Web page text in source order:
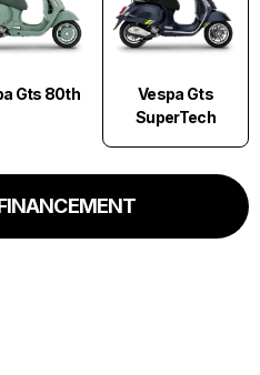
Gts 80th
Vespa Gts
SuperTech